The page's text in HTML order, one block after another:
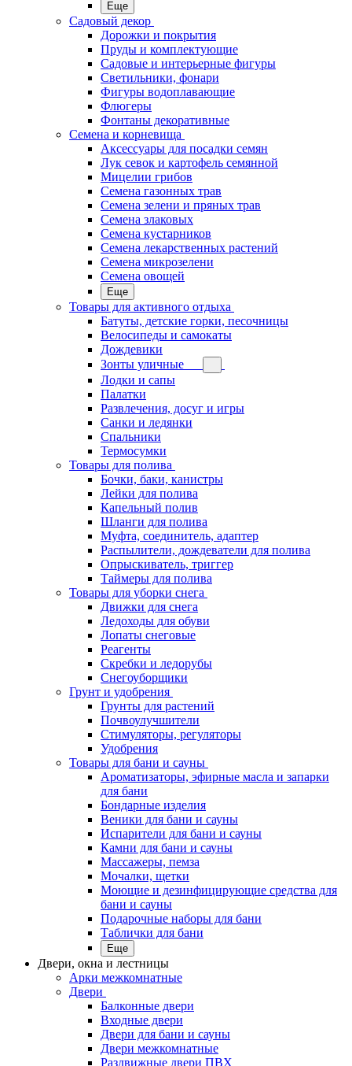
Еще
Садовый декор
Дорожки и покрытия
Пруды и комплектующие
Садовые и интерьерные фигуры
Светильники, фонари
Фигуры водоплавающие
Флюгеры
Фонтаны декоративные
Семена и корневища
Аксессуары для посадки семян
Лук севок и картофель семянной
Мицелии грибов
Семена газонных трав
Семена зелени и пряных трав
Семена злаковых
Семена кустарников
Семена лекарственных растений
Семена микрозелени
Семена овощей
Еще
Товары для активного отдыха
Батуты, детские горки, песочницы
Велосипеды и самокаты
Дождевики
Зонты уличные
Лодки и сапы
Палатки
Развлечения, досуг и игры
Санки и ледянки
Спальники
Термосумки
Товары для полива
Бочки, баки, канистры
Лейки для полива
Капельный полив
Шланги для полива
Муфта, соединитель, адаптер
Распылители, дождеватели для полива
Опрыскиватель, триггер
Таймеры для полива
Товары для уборки снега
Движки для снега
Ледоходы для обуви
Лопаты снеговые
Реагенты
Скребки и ледорубы
Снегоуборщики
Грунт и удобрения
Грунты для растений
Почвоулучшители
Стимуляторы, регуляторы
Удобрения
Товары для бани и сауны
Ароматизаторы, эфирные масла и запарки
для бани
Бондарные изделия
Веники для бани и сауны
Испарители для бани и сауны
Камни для бани и сауны
Массажеры, пемза
Мочалки, щетки
Моющие и дезинфицирующие средства для
бани и сауны
Подарочные наборы для бани
Таблички для бани
Еще
Двери, окна и лестницы
Арки межкомнатные
Двери
Балконные двери
Входные двери
Двери для бани и сауны
Двери межкомнатные
Раздвижные двери ПВХ